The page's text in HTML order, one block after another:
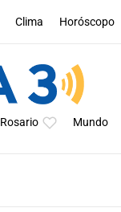
Clima Horóscopo
Rosario Mundo